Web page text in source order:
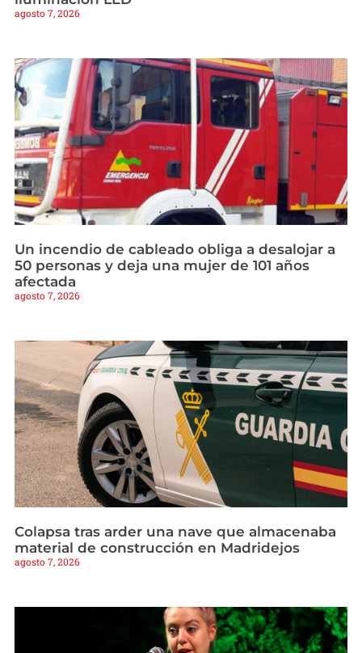
agosto 7, 2026
Un incendio de cableado obliga a desalojar a
50 personas y deja una mujer de 101 años
afectada
agosto 7, 2026
Colapsa tras arder una nave que almacenaba
material de construcción en Madridejos
agosto 7, 2026